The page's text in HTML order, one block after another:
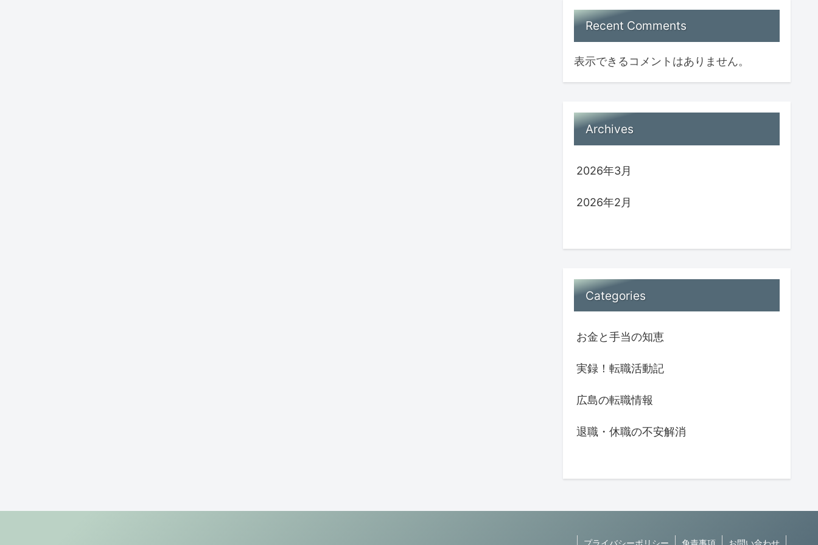
Recent Comments
表示できるコメントはありません。
Archives
2026年3月
2026年2月
Categories
お金と手当の知恵
実録！転職活動記
広島の転職情報
退職・休職の不安解消